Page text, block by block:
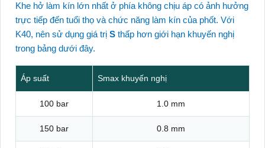
Khe hở làm kín lớn nhất ở phía không chịu áp có ảnh hưởng
trực tiếp đến tuổi thọ và chức năng làm kín của phốt. Với
K40, nên sử dụng giá trị S thấp hơn giới hạn khuyến nghị
trong bảng dưới đây.
Áp suất Smax khuyến nghị
100 bar 1.0 mm
150 bar 0.8 mm